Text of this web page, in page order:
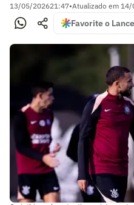
13/05/202621:47•Atualizado em 14/
Favorite o